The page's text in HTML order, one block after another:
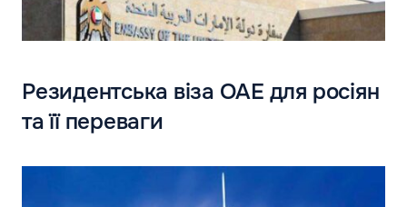
Резидентська віза ОАЕ для росіян
та її переваги